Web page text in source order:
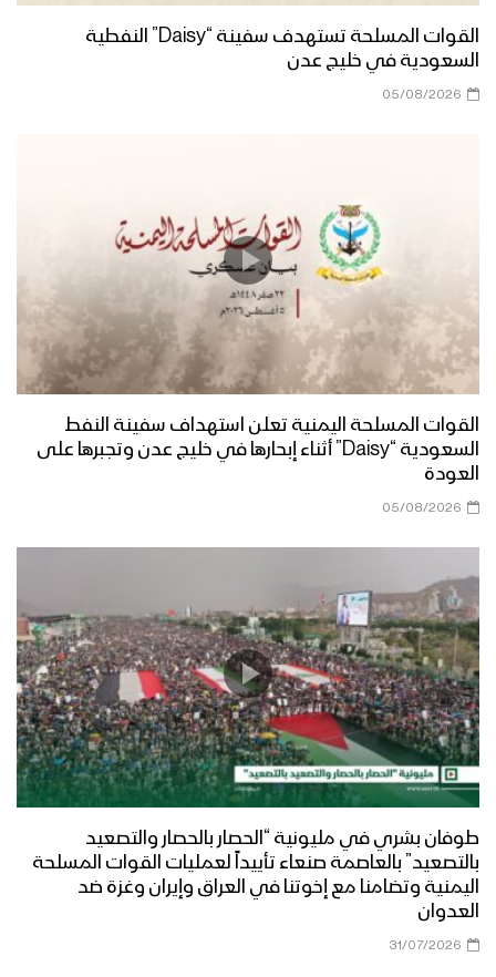
القوات المسلحة تستهدف سفينة “Daisy” النفطية
السعودية في خليج عدن
05/08/2026
القوات المسلحة اليمنية تعلن استهداف سفينة النفط
السعودية “Daisy” أثناء إبحارها في خليج عدن وتجبرها على
العودة
05/08/2026
طوفان بشري في مليونية “الحصار بالحصار والتصعيد
بالتصعيد” بالعاصمة صنعاء تأييداً لعمليات القوات المسلحة
اليمنية وتضامنا مع إخوتنا في العراق وإيران وغزة ضد
العدوان
31/07/2026